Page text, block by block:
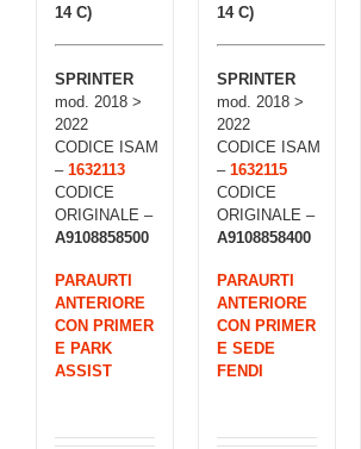
14 C)
SPRINTER
mod. 2018 >
2022
CODICE ISAM
– 1632113
CODICE
ORIGINALE –
A9108858500
PARAURTI
ANTERIORE
CON PRIMER
E PARK
ASSIST
14 C)
SPRINTER
mod. 2018 >
2022
CODICE ISAM
– 1632115
CODICE
ORIGINALE –
A9108858400
PARAURTI
ANTERIORE
CON PRIMER
E SEDE
FENDI